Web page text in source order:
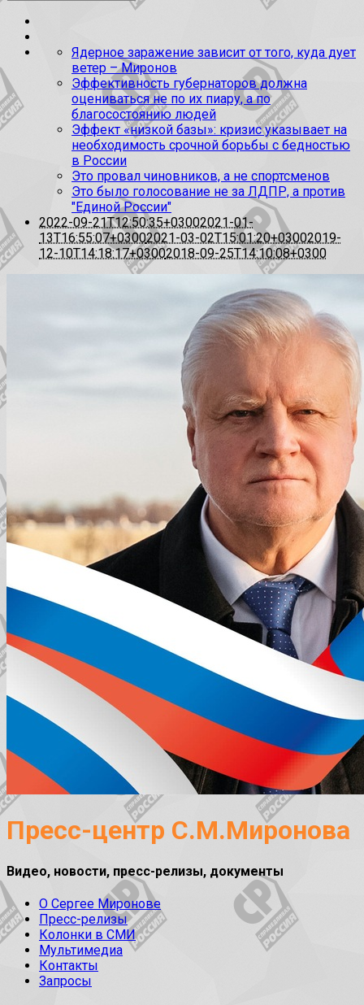
Ядерное заражение зависит от того, куда дует
ветер – Миронов
Эффективность губернаторов должна
оцениваться не по их пиару, а по
благосостоянию людей
Эффект «низкой базы»: кризис указывает на
необходимость срочной борьбы с бедностью
в России
Это провал чиновников, а не спортсменов
Это было голосование не за ЛДПР, а против
"Единой России"
2022-09-21T12:50:35+03002021-01-
13T16:55:07+03002021-03-02T15:01:20+03002019-
12-10T14:18:17+03002018-09-25T14:10:08+0300
Пресс-центр С.М.Миронова
Видео, новости, пресс-релизы, документы
О Сергее Миронове
Пресс-релизы
Колонки в СМИ
Мультимедиа
Контакты
Запросы